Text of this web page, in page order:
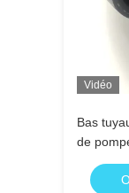
Vidéo
Bas
de
service